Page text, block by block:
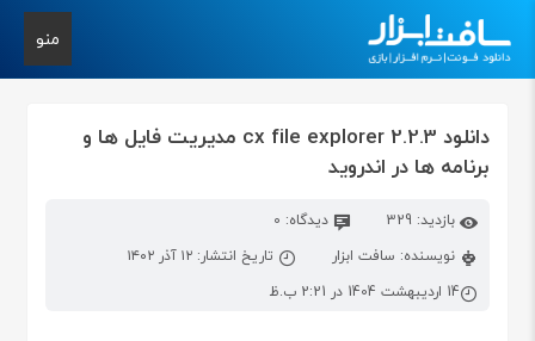
منو
دانلود cx file explorer 2.2.3 مدیریت فایل ها و
برنامه ها در اندروید
بازدید: 329
دیدگاه: 0
نویسنده: سافت ابزار
تاریخ انتشار: ۱۲ آذر ۱۴۰۲
14 اردیبهشت 1404 در 2:21 ب.ظ